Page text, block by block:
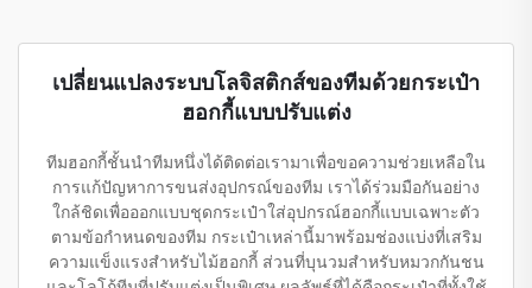
เปลี่ยนแปลงระบบโลจิสติกส์ของทีมด้วยกระเป๋า
ฮอกกี้แบบปรับแต่ง
ทีมฮอกกี้ชั้นนำทีมหนึ่งได้ติดต่อเรามาเพื่อขอความช่วยเหลือใน
การแก้ปัญหาการขนส่งอุปกรณ์ของทีม เราได้ร่วมมือกันอย่าง
ใกล้ชิดเพื่อออกแบบชุดกระเป๋าใส่อุปกรณ์ฮอกกี้แบบเฉพาะตัว
ตามข้อกำหนดของทีม กระเป๋าเหล่านี้มาพร้อมช่องแบ่งที่เสริม
ความแข็งแรงสำหรับไม้ฮอกกี้ ส่วนที่บุนวมสำหรับหมวกกันชน